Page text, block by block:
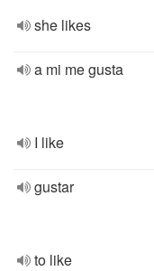
she likes
a mi me gusta
I like
gustar
to like